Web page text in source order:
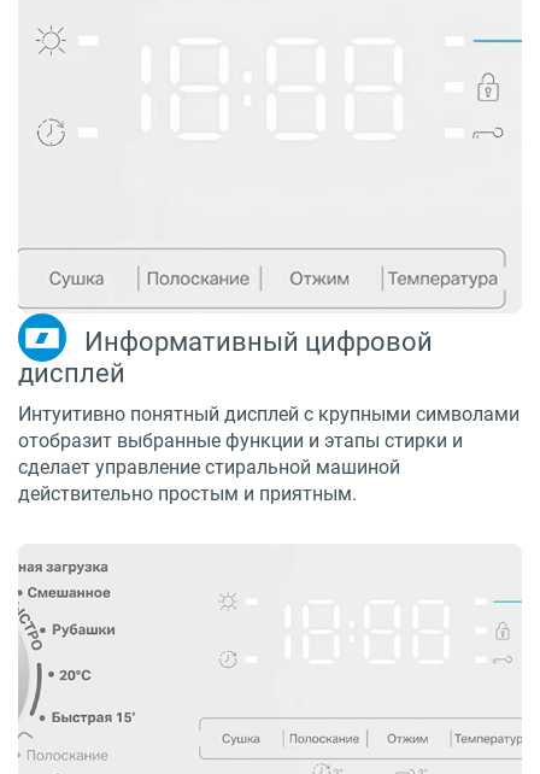
Информативный цифровой
дисплей
Интуитивно понятный дисплей с крупными символами
отобразит выбранные функции и этапы стирки и
сделает управление стиральной машиной
действительно простым и приятным.